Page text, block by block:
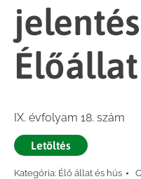
IX. évfolyam 18. szám
Letöltés
Kategória: Élő állat és hús